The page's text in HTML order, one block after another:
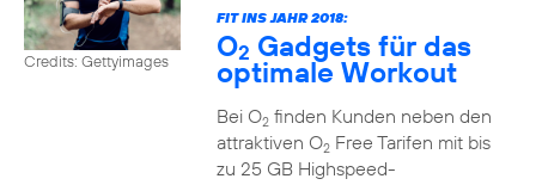
Credits: Gettyimages
FIT INS JAHR 2018:
O2 Gadgets für das
optimale Workout
Bei O2finden Kunden neben den
attraktiven O2Free Tarifen mit bis
zu 25 GB Highspeed-